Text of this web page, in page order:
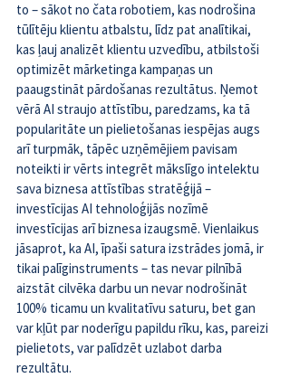
to – sākot no čata robotiem, kas nodrošina
tūlītēju klientu atbalstu, līdz pat analītikai,
kas ļauj analizēt klientu uzvedību, atbilstoši
optimizēt mārketinga kampaņas un
paaugstināt pārdošanas rezultātus. Ņemot
vērā AI straujo attīstību, paredzams, ka tā
popularitāte un pielietošanas iespējas augs
arī turpmāk, tāpēc uzņēmējiem pavisam
noteikti ir vērts integrēt mākslīgo intelektu
sava biznesa attīstības stratēģijā –
investīcijas AI tehnoloģijās nozīmē
investīcijas arī biznesa izaugsmē. Vienlaikus
jāsaprot, ka AI, īpaši satura izstrādes jomā, ir
tikai palīginstruments – tas nevar pilnībā
aizstāt cilvēka darbu un nevar nodrošināt
100% ticamu un kvalitatīvu saturu, bet gan
var kļūt par noderīgu papildu rīku, kas, pareizi
pielietots, var palīdzēt uzlabot darba
rezultātu.